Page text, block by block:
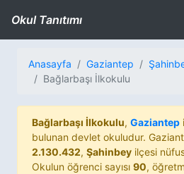
Okul Tanıtımı
Anasayfa Gaziantep
Bağlarbaşı İlkokulu
Bağlarbaşı İlkokulu, Gaziantep
bulunan devlet okuludur.
2.130.432, Şahinbey ilçesi
Okulun öğrenci sayısı 90,